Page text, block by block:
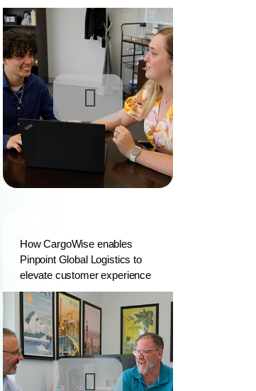
How CargoWise enables
Pinpoint Global Logistics to
elevate customer experience